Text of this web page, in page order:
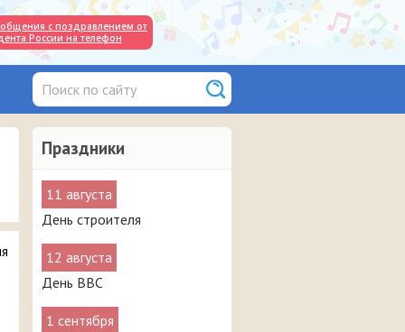
с поздравлением от
России на телефон
Праздники
11 августа
День строителя
12 августа
День ВВС
1 сентября